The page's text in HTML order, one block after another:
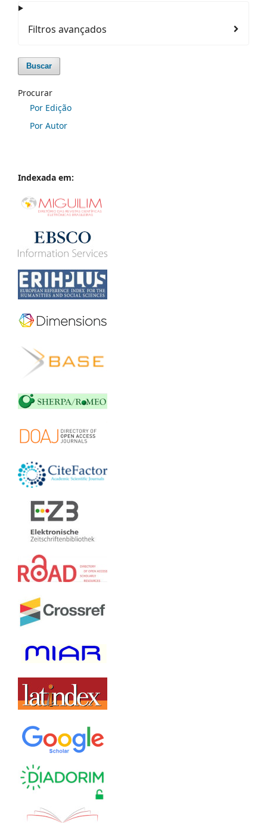
Filtros avançados
Buscar
Procurar
Por Edição
Por Autor
Indexada em: